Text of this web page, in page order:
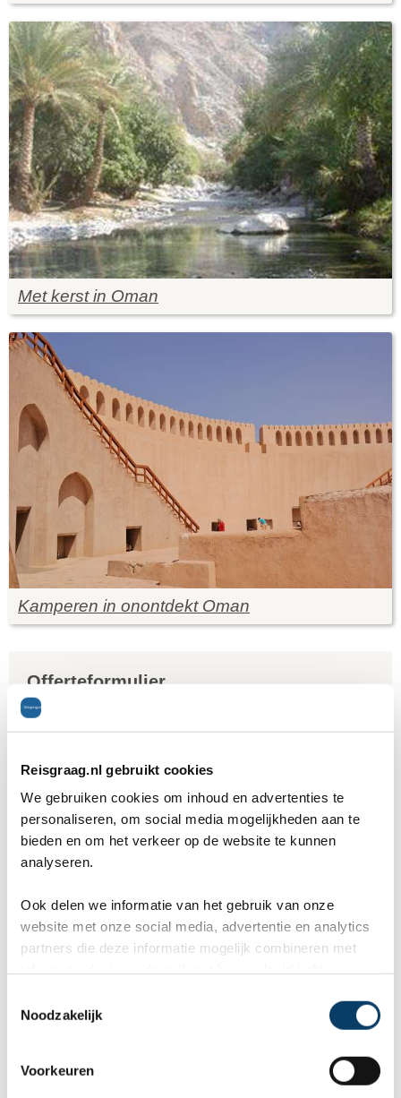
Reisgraag.nl gebruikt cookies
We gebruiken cookies om inhoud en advertenties te
personaliseren, om social media mogelijkheden aan te
bieden en om het verkeer op de website te kunnen
analyseren.
Ook delen we informatie van het gebruik van onze
website met onze social media, advertentie en analytics
partners die deze informatie mogelijk combineren met
Noodzakelijk
Voorkeuren
Met kerst in Oman
Kamperen in onontdekt Oman
Offerteformulier
reisexperts maken gratis en vrijblijvend een
reisvoorstel op maat.
ANVR, SGR, Calamiteitenfonds
9,8 in 569 klantenreviews
Wat zijn uw wensen?
Uw gegevens